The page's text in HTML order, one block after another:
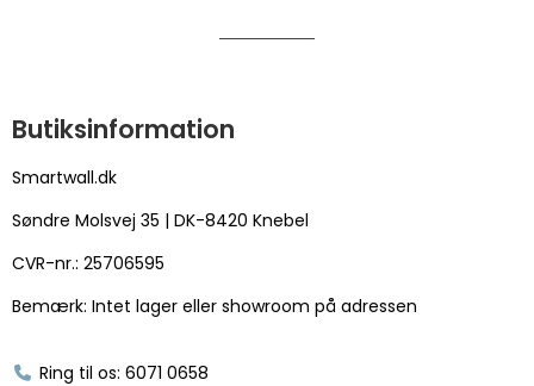
Butiksinformation
Smartwall.dk
Søndre Molsvej 35 | DK-8420 Knebel
CVR-nr.: 25706595
Bemærk: Intet lager eller showroom på adressen
Ring til os: 6071 0658